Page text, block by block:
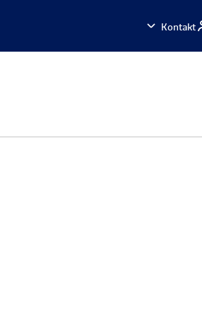
Kontakt